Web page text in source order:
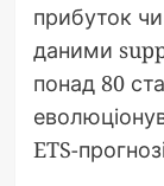
прибуток
даними
понад 80
ETS-